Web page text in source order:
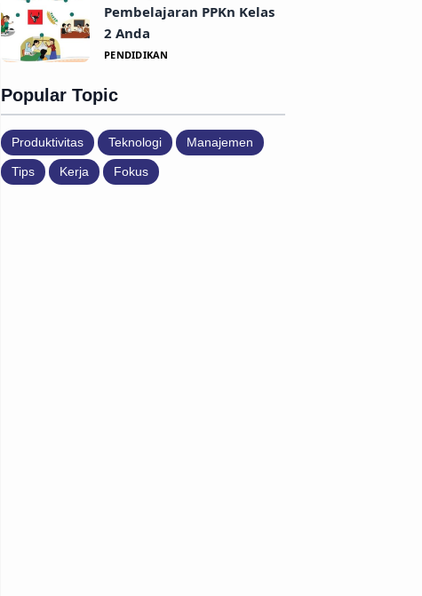
Pembelajaran PPKn Kelas
2 Anda
PENDIDIKAN
Popular Topic
Produktivitas Teknologi Manajemen
Tips Kerja Fokus